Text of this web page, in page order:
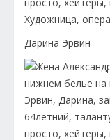
Дарина Эрвин